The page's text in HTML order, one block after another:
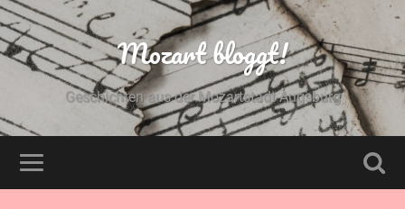
Mozart bloggt!
Geschichten aus der Mozartstadt Augsburg